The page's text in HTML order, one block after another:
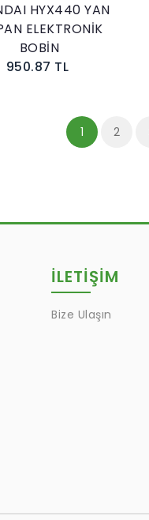
HYX440 YAN
ELEKTRONİK
BOBİN
950.87 TL
1 2
İLETİŞİM
Bize Ulaşın